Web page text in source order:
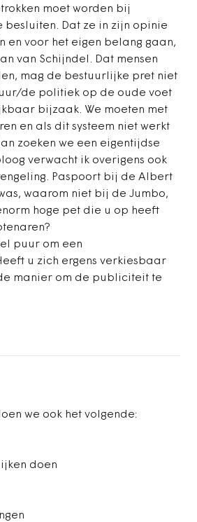
moet worden bij
Dat ze in zijn opinie
en voor het eigen belang gaan,
van Schijndel. Dat mensen
mag de bestuurlijke pret niet
de politiek op de oude voet
bijzaak. We moeten met
en als dit systeem niet werkt
zoeken we een eigentijdse
verwacht ik overigens ook
Paspoort bij de Albert
waarom niet bij de Jumbo,
hoge pet die u op heeft
puur om een
u zich ergens verkiesbaar
manier om de publiciteit te
we ook het volgende:
doen